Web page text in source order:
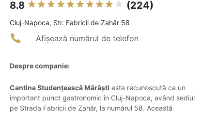
8.8 (224)
Cluj-Napoca, Str. Fabricii de Zahăr 58
Afișează numărul de telefon
Despre companie:
Cantina Studențească Mărăști este recunoscută ca un
important punct gastronomic în Cluj-Napoca, având sediul
pe Strada Fabricii de Zahăr, la numărul 58. Această